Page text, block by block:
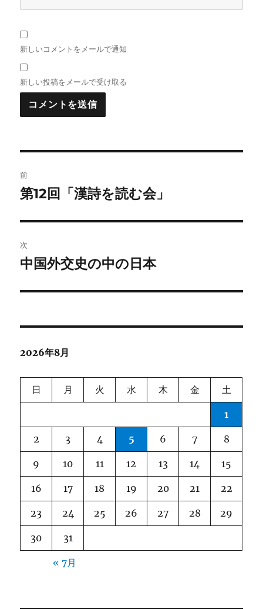
新しいコメントをメールで通知
新しい投稿をメールで受け取る
稿
ビ
ゲ
ー
ン
前
前
投
稿:
第12回「漢詩を読む会」
次
次
投
中国外交史の中の日本
2026年8月
日 月 火 水 木 金 土
1
2 3 4 5 6 7 8
9 10 11 12 13 14 15
16 17 18 19 20 21 22
23 24 25 26 27 28 29
30 31
« 7月